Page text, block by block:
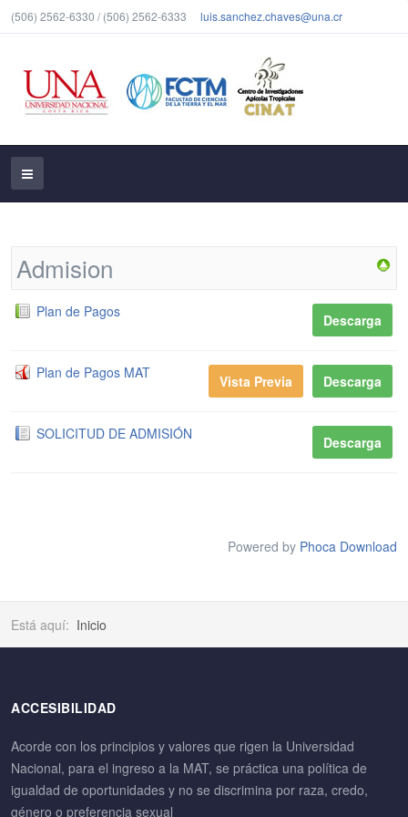
(506) 2562-6330 / (506) 2562-6333 luis.sanchez.chaves@una.cr
Admision
Plan de Pagos Descarga
Plan de Pagos MAT Descarga
Vista Previa
SOLICITUD DE ADMISIÓN Descarga
Powered by Phoca Download
Está aquí: Inicio
ACCESIBILIDAD
Acorde con los principios y valores que rigen la Universidad
Nacional, para el ingreso a la MAT, se práctica una política de
igualdad de oportunidades y no se discrimina por raza, credo,
género o preferencia sexual